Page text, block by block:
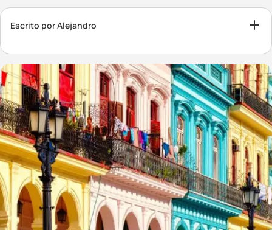
Escrito por Alejandro